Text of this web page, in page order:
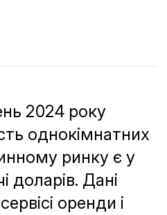
2024 року
однокімнатних
ринку є у
доларів. Дані
оренди і